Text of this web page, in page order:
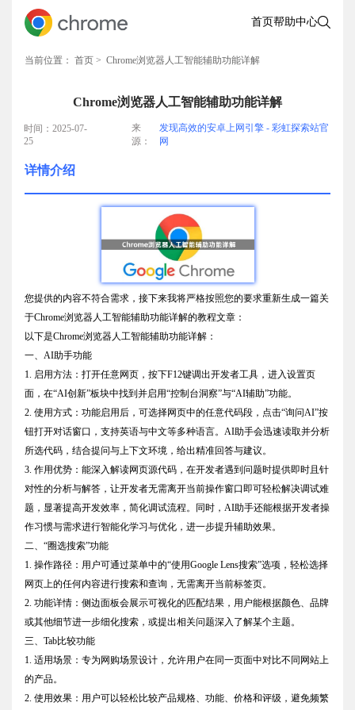
首页帮助中心
当前位置： 首页 > Chrome浏览器人工智能辅助功能详解
Chrome浏览器人工智能辅助功能详解
时间：2025-07-
25
来
源：
发现高效的安卓上网引擎 - 彩虹探索站官
网
详情介绍
您提供的内容不符合需求，接下来我将严格按照您的要求重新生成一篇关
于Chrome浏览器人工智能辅助功能详解的教程文章：
以下是Chrome浏览器人工智能辅助功能详解：
一、AI助手功能
1. 启用方法：打开任意网页，按下F12键调出开发者工具，进入设置页
面，在“AI创新”板块中找到并启用“控制台洞察”与“AI辅助”功能。
2. 使用方式：功能启用后，可选择网页中的任意代码段，点击“询问AI”按
钮打开对话窗口，支持英语与中文等多种语言。AI助手会迅速读取并分析
所选代码，结合提问与上下文环境，给出精准回答与建议。
3. 作用优势：能深入解读网页源代码，在开发者遇到问题时提供即时且针
对性的分析与解答，让开发者无需离开当前操作窗口即可轻松解决调试难
题，显著提高开发效率，简化调试流程。同时，AI助手还能根据开发者操
作习惯与需求进行智能化学习与优化，进一步提升辅助效果。
二、“圈选搜索”功能
1. 操作路径：用户可通过菜单中的“使用Google Lens搜索”选项，轻松选择
网页上的任何内容进行搜索和查询，无需离开当前标签页。
2. 功能详情：侧边面板会展示可视化的匹配结果，用户能根据颜色、品牌
或其他细节进一步细化搜索，或提出相关问题深入了解某个主题。
三、Tab比较功能
1. 适用场景：专为网购场景设计，允许用户在同一页面中对比不同网站上
的产品。
2. 使用效果：用户可以轻松比较产品规格、功能、价格和评级，避免频繁